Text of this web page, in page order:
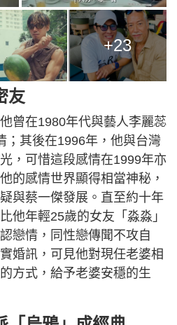
+23
友
曾在1980年代與藝人李麗蕊
；其後在1996年，他與台灣
，可惜這段感情在1999年亦
的感情世界顯得相當神秘，
與蔡一傑發展。直至約十年
他年輕25歲的女友「淼淼」
戀情，同性戀傳聞不攻自
婚訊，可見他對現任老婆相
方式，給予老婆安穩的生